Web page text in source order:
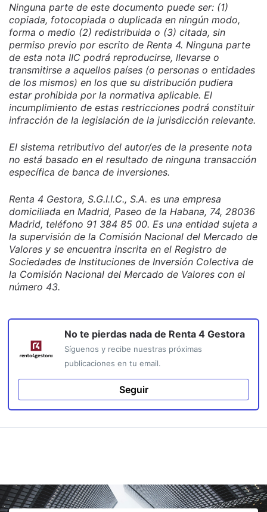
Ninguna parte de este documento puede ser: (1)
copiada, fotocopiada o duplicada en ningún modo,
forma o medio (2) redistribuida o (3) citada, sin
permiso previo por escrito de Renta 4. Ninguna parte
de esta nota IIC podrá reproducirse, llevarse o
transmitirse a aquellos países (o personas o entidades
de los mismos) en los que su distribución pudiera
estar prohibida por la normativa aplicable. El
incumplimiento de estas restricciones podrá constituir
infracción de la legislación de la jurisdicción relevante.
El sistema retributivo del autor/es de la presente nota
no está basado en el resultado de ninguna transacción
específica de banca de inversiones.
Renta 4 Gestora, S.G.I.I.C., S.A. es una empresa
domiciliada en Madrid, Paseo de la Habana, 74, 28036
Madrid, teléfono 91 384 85 00. Es una entidad sujeta a
la supervisión de la Comisión Nacional del Mercado de
Valores y se encuentra inscrita en el Registro de
Sociedades de Instituciones de Inversión Colectiva de
la Comisión Nacional del Mercado de Valores con el
número 43.
No te pierdas nada de Renta 4 Gestora
Síguenos y recibe nuestras próximas
publicaciones en tu email.
Seguir